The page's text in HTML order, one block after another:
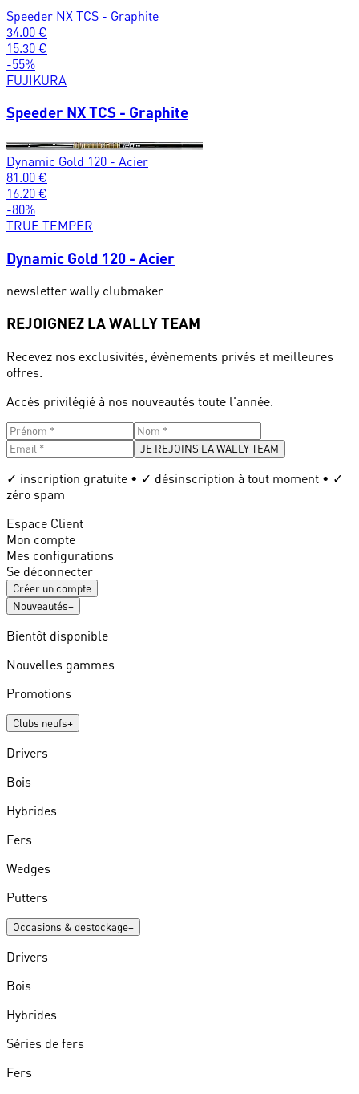
Speeder NX TCS - Graphite
34.00 €
15.30 €
-55%
FUJIKURA
Speeder NX TCS - Graphite
Dynamic Gold 120 - Acier
81.00 €
16.20 €
-80%
TRUE TEMPER
Dynamic Gold 120 - Acier
newsletter wally clubmaker
REJOIGNEZ LA WALLY TEAM
Recevez nos exclusivités, évènements privés et meilleures
offres.
Accès privilégié à nos nouveautés toute l'année.
JE REJOINS LA WALLY TEAM
✓ inscription gratuite • ✓ désinscription à tout moment • ✓
zéro spam
Espace Client
Mon compte
Mes configurations
Se déconnecter
Créer un compte
Nouveautés+
Bientôt disponible
Nouvelles gammes
Promotions
Clubs neufs+
Drivers
Bois
Hybrides
Fers
Wedges
Putters
Occasions & destockage+
Drivers
Bois
Hybrides
Séries de fers
Fers